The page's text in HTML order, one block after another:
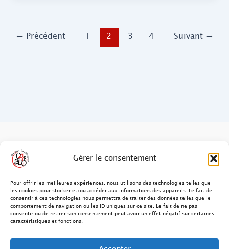
Gérer le consentement
Pour offrir les meilleures expériences, nous utilisons des technologies telles que
les cookies pour stocker et/ou accéder aux informations des appareils. Le fait de
consentir à ces technologies nous permettra de traiter des données telles que le
comportement de navigation ou les ID uniques sur ce site. Le fait de ne pas
consentir ou de retirer son consentement peut avoir un effet négatif sur certaines
caractéristiques et fonctions.
← Précédent 1 2 3 4 Suivant →
Contact
FAQ Ostéopathie Humaine